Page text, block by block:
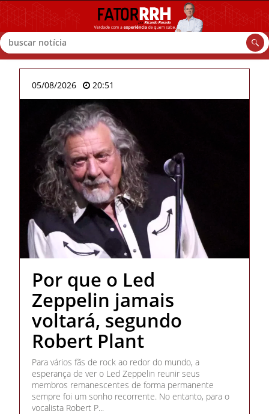
Buscar
05/08/2026 20:51
Por que o Led
Zeppelin jamais
voltará, segundo
Robert Plant
Para vários fãs de rock ao redor do mundo, a
esperança de ver o Led Zeppelin reunir seus
membros remanescentes de forma permanente
sempre foi um sonho recorrente. No entanto, para o
vocalista Robert P...